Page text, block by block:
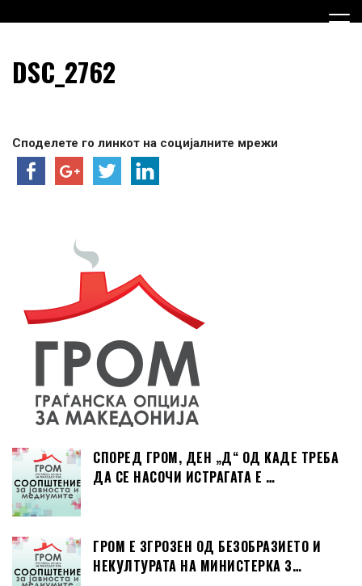
to
Граѓанска Опција за
Македонија
DSC_2762
Споделете го линкот на социјалните мрежи
СПОРЕД ГРОМ, ДЕН „Д“ ОД КАДЕ ТРЕБА
ДА СЕ НАСОЧИ ИСТРАГАТА Е …
ГРОМ Е ЗГРОЗЕН ОД БЕЗОБРАЗИЕТО И
НЕКУЛТУРАТА НА МИНИСТЕРКА З…